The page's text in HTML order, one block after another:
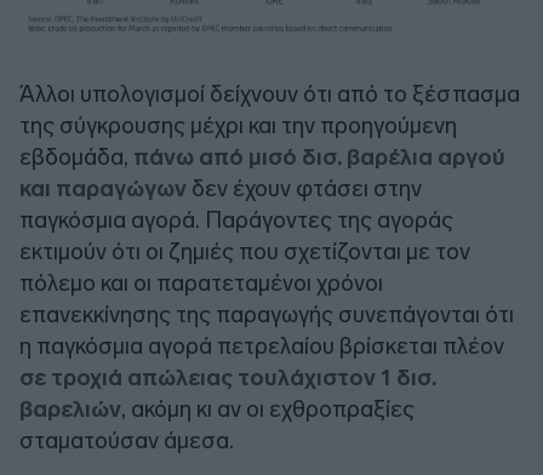
Άλλοι υπολογισμοί δείχνουν ότι από το ξέσπασμα
της σύγκρουσης μέχρι και την προηγούμενη
εβδομάδα, πάνω από μισό δισ. βαρέλια αργού
και παραγώγων δεν έχουν φτάσει στην
παγκόσμια αγορά. Παράγοντες της αγοράς
εκτιμούν ότι οι ζημιές που σχετίζονται με τον
πόλεμο και οι παρατεταμένοι χρόνοι
επανεκκίνησης της παραγωγής συνεπάγονται ότι
η παγκόσμια αγορά πετρελαίου βρίσκεται πλέον
σε τροχιά απώλειας τουλάχιστον 1 δισ.
βαρελιών, ακόμη κι αν οι εχθροπραξίες
σταματούσαν άμεσα.